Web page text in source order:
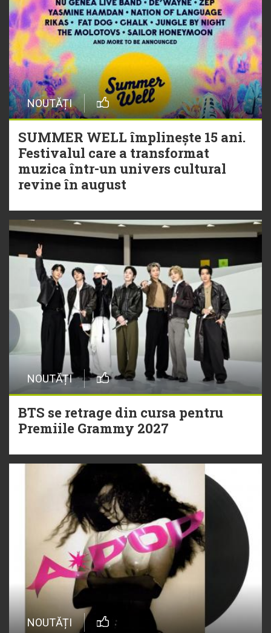
NOUTĂȚI
SUMMER WELL împlinește 15 ani.
Festivalul care a transformat
muzica într-un univers cultural
revine în august
NOUTĂȚI
BTS se retrage din cursa pentru
Premiile Grammy 2027
NOUTĂȚI